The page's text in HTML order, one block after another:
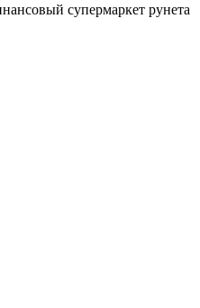
супермаркет рунета